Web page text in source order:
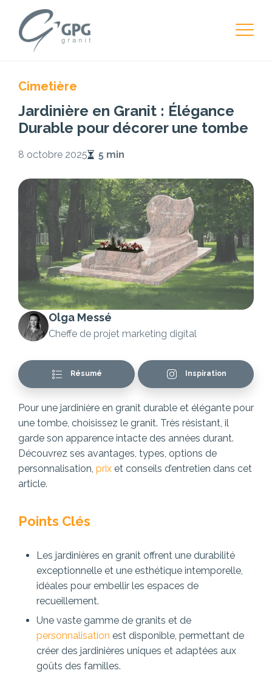
Cimetière
Jardinière en Granit : Élégance
Durable pour décorer une tombe
8 octobre 2025 5 min
Pour une jardinière en granit durable et élégante pour
une tombe, choisissez le granit. Très résistant, il
garde son apparence intacte des années durant.
Découvrez ses avantages, types, options de
personnalisation, prix et conseils d’entretien dans cet
article.
Points Clés
Les jardinières en granit offrent une durabilité
exceptionnelle et une esthétique intemporelle,
idéales pour embellir les espaces de
recueillement.
Une vaste gamme de granits et de
personnalisation est disponible, permettant de
créer des jardinières uniques et adaptées aux
goûts des familles.
Olga Messé
Cheffe de projet marketing digital
Résumé Inspiration